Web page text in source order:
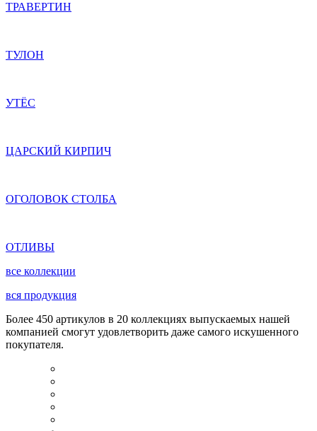
ТРАВЕРТИН
ТУЛОН
УТЁС
ЦАРСКИЙ КИРПИЧ
ОГОЛОВОК СТОЛБА
ОТЛИВЫ
все коллекции
вся продукция
Более 450 артикулов в 20 коллекциях выпускаемых нашей
компанией смогут удовлетворить даже самого искушенного
покупателя.